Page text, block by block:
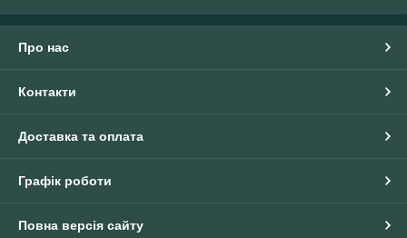
Про нас
Контакти
Доставка та оплата
Графік роботи
Повна версія сайту